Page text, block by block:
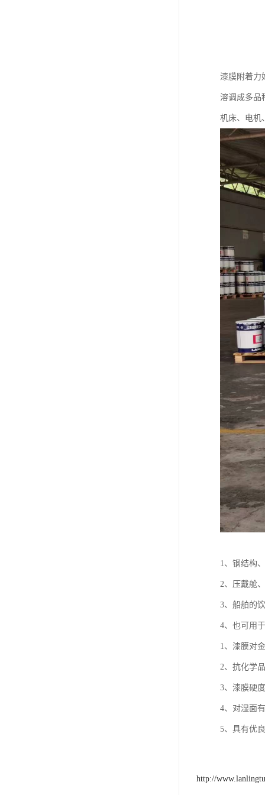
漆膜附着力
溶调成多品
机床、电机
1、钢结构
2、压戴舱
3、船舶的
4、也可用
1、漆膜对
2、抗化学
3、漆膜硬
4、对湿面
5、具有优
http://